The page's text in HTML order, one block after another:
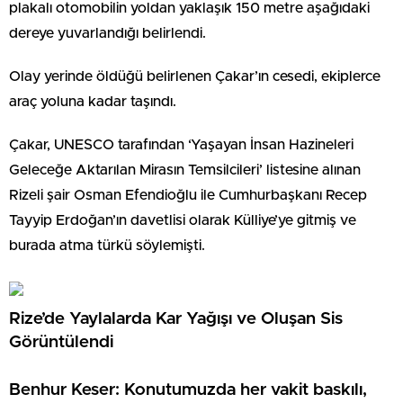
plakalı otomobilin yoldan yaklaşık 150 metre aşağıdaki
dereye yuvarlandığı belirlendi.
Olay yerinde öldüğü belirlenen Çakar’ın cesedi, ekiplerce
araç yoluna kadar taşındı.
Çakar, UNESCO tarafından ‘Yaşayan İnsan Hazineleri
Geleceğe Aktarılan Mirasın Temsilcileri’ listesine alınan
Rizeli şair Osman Efendioğlu ile Cumhurbaşkanı Recep
Tayyip Erdoğan’ın davetlisi olarak Külliye’ye gitmiş ve
burada atma türkü söylemişti.
Rize’de Yaylalarda Kar Yağışı ve Oluşan Sis
Görüntülendi
Benhur Keser: Konutumuzda her vakit baskılı,